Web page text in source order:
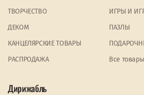
ТВОРЧЕСТВО
ИГРЫ И
ДЕКОМ
ПАЗЛЫ
КАНЦЕЛЯРСКИЕ ТОВАРЫ
PАСПРОДАЖА
Все товары
Дирижабль